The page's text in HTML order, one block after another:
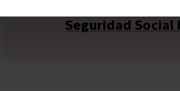
Seguridad Social